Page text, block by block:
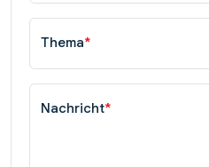
Thema*
Nachricht*